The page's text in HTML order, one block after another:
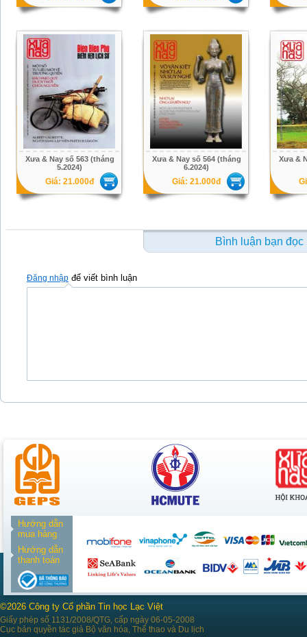
Xưa & Nay số 563 (tháng
5.2024)
Giá: 21.000đ
Xưa & Nay số 564 (tháng
6.2024)
Giá: 21.000đ
Xưa &
Bình luận bạn đọc
Đăng nhập để viết bình luận
Hướng dẫn
mua hàng
Hướng dẫn
thanh toán
©2026 Công ty Cổ phần Tin học Lạc Việt
Giấy phép số 1131/2008/QTG, cấp ngày 06-05-2008
Cục bản quyền tác giả Bộ văn hóa, Thể thao và Du lịch